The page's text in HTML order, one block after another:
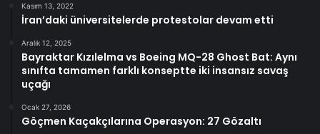
Kasım 13, 2022
İran’daki üniversitelerde protestolar devam etti
Aralık 12, 2025
Bayraktar Kızılelma vs Boeing MQ-28 Ghost Bat: Aynı
sınıfta tamamen farklı konseptte iki insansız savaş
uçağı
Ocak 27, 2026
Göçmen Kaçakçılarına Operasyon: 27 Gözaltı